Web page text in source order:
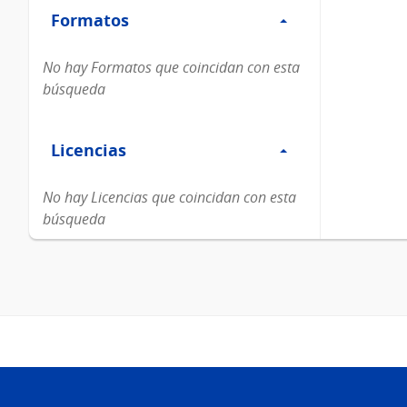
Formatos
Formatos
No hay Formatos que coincidan con esta
búsqueda
Licencias
Licencias
No hay Licencias que coincidan con esta
búsqueda